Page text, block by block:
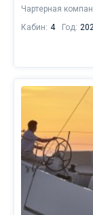
Чартерная
Кабин: 4 Год: